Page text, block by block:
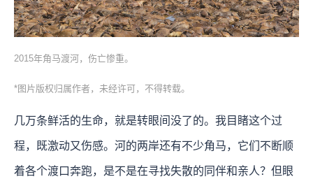
2015年角马渡河，伤亡惨重。
*图片版权归属作者，未经许可，不得转载。
几万条鲜活的生命，就是转眼间没了的。我目睹这个过
程，既激动又伤感。河的两岸还有不少角马，它们不断顺
着各个渡口奔跑，是不是在寻找失散的同伴和亲人？但眼